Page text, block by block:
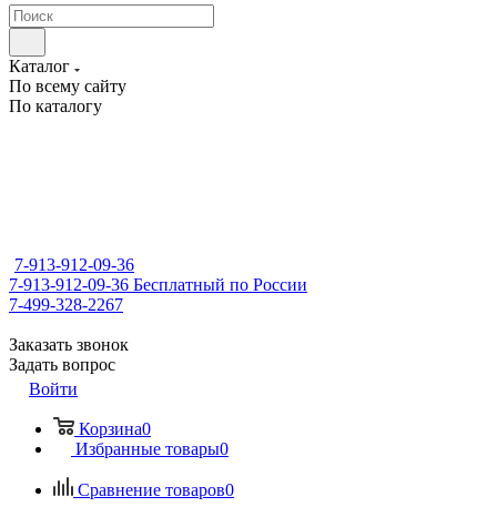
Каталог
По всему сайту
По каталогу
7-913-912-09-36
7-913-912-09-36 Бесплатный по России
7-499-328-2267
Заказать звонок
Задать вопрос
Войти
Корзина0
Избранные товары0
Сравнение товаров0